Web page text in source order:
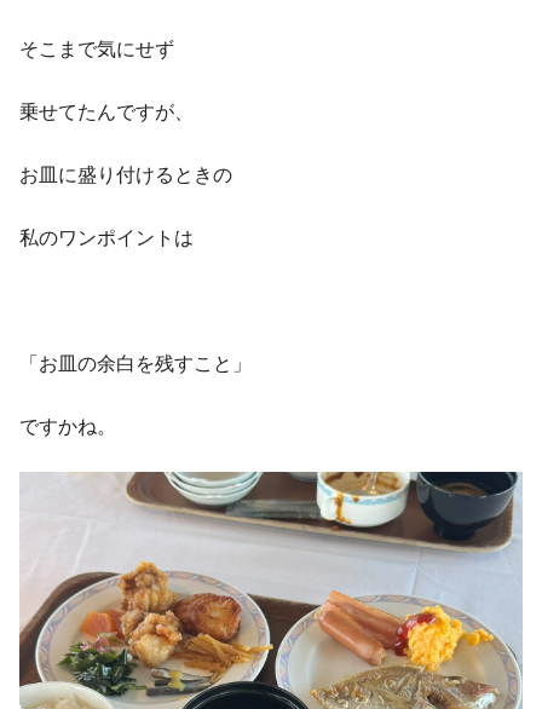
そこまで気にせず
乗せてたんですが、
お皿に盛り付けるときの
私のワンポイントは
「お皿の余白を残すこと」
ですかね。